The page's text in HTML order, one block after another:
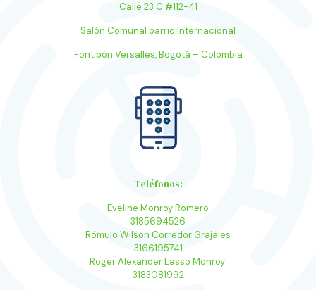
Calle 23 C #112-41
Salón Comunal barrio Internacional
Fontibón Versalles, Bogotá – Colombia
Teléfonos:
Eveline Monroy Romero
3185694526
Rómulo Wilson Corredor Grajales
3166195741
Roger Alexander Lasso Monroy
3183081992